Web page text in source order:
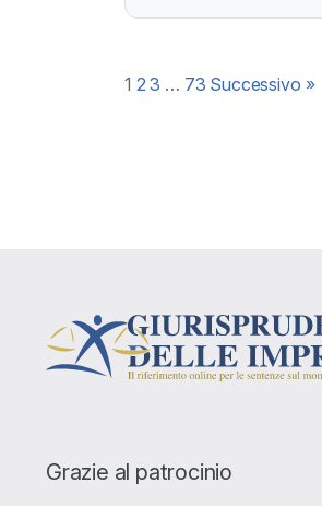
Paginazione
1 2 3 … 73 Successivo »
Grazie al patrocinio